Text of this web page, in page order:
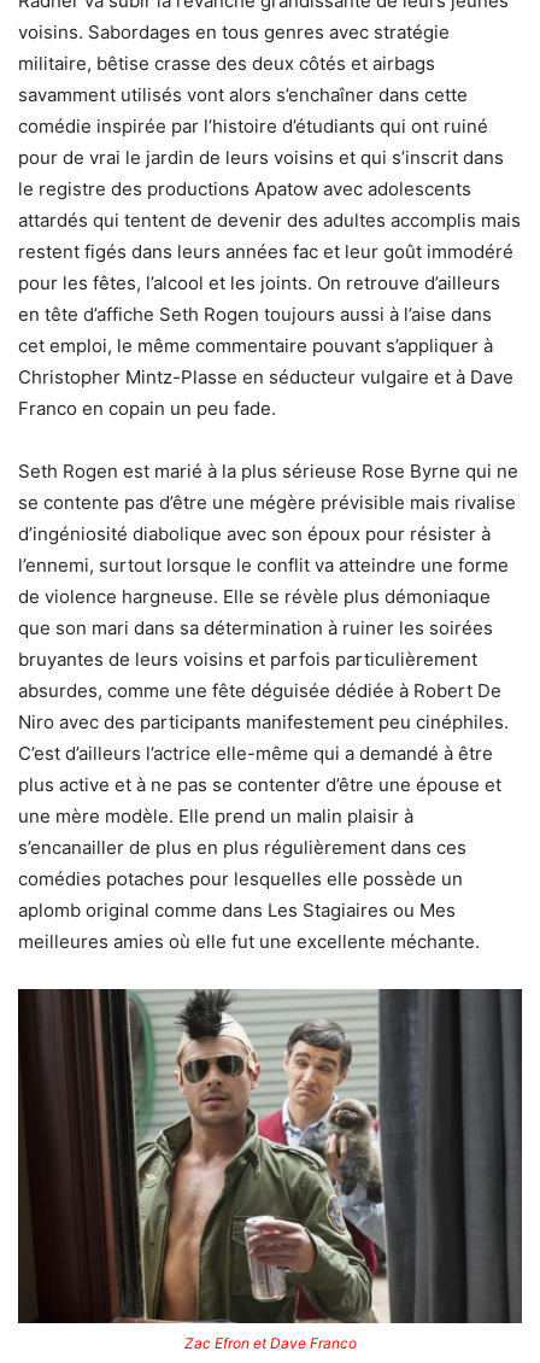
voisins. Sabordages en tous genres avec stratégie
militaire, bêtise crasse des deux côtés et airbags
savamment utilisés vont alors s’enchaîner dans cette
comédie inspirée par l’histoire d’étudiants qui ont ruiné
pour de vrai le jardin de leurs voisins et qui s’inscrit dans
le registre des productions Apatow avec adolescents
attardés qui tentent de devenir des adultes accomplis mais
restent figés dans leurs années fac et leur goût immodéré
pour les fêtes, l’alcool et les joints. On retrouve d’ailleurs
en tête d’affiche Seth Rogen toujours aussi à l’aise dans
cet emploi, le même commentaire pouvant s’appliquer à
Christopher Mintz-Plasse en séducteur vulgaire et à Dave
Franco en copain un peu fade.
Seth Rogen est marié à la plus sérieuse Rose Byrne qui ne
se contente pas d’être une mégère prévisible mais rivalise
d’ingéniosité diabolique avec son époux pour résister à
l’ennemi, surtout lorsque le conflit va atteindre une forme
de violence hargneuse. Elle se révèle plus démoniaque
que son mari dans sa détermination à ruiner les soirées
bruyantes de leurs voisins et parfois particulièrement
absurdes, comme une fête déguisée dédiée à Robert De
Niro avec des participants manifestement peu cinéphiles.
C’est d’ailleurs l’actrice elle-même qui a demandé à être
plus active et à ne pas se contenter d’être une épouse et
une mère modèle. Elle prend un malin plaisir à
s’encanailler de plus en plus régulièrement dans ces
comédies potaches pour lesquelles elle possède un
aplomb original comme dans Les Stagiaires ou Mes
meilleures amies où elle fut une excellente méchante.
Zac Efron et Dave Franco